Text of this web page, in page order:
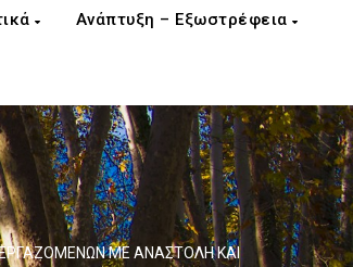
Ανάπτυξη – Εξωστρέφεια
ΜΕ ΑΝΑΣΤΟΛΗ ΚΑΙ